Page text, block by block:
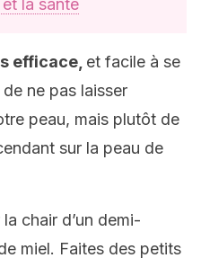
la santé
efficace, et facile à se
ne pas laisser
peau, mais plutôt de
sur la peau de
chair d’un demi-
miel. Faites des petits